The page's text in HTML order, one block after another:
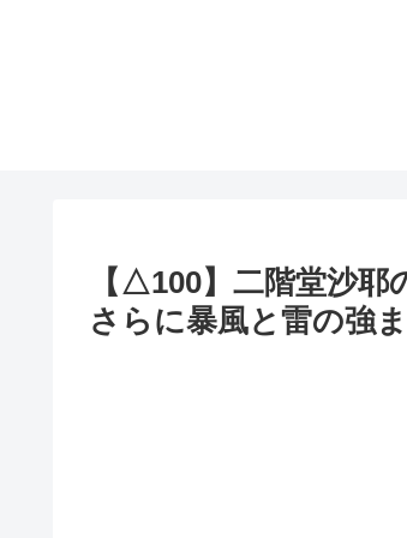
【△100】二階堂沙
さらに暴風と雷の強